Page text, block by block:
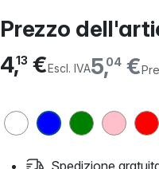
Prezzo
5,04€
4,13 €Escl. IVA
Spedizione